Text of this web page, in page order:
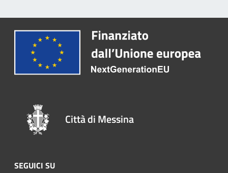
Città di Messina
SEGUICI SU